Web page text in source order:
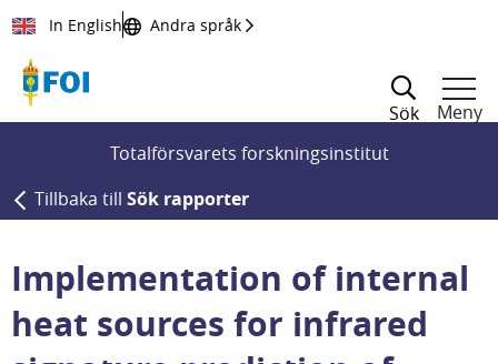
Till innehållet
In English Andra språk
Sök
Meny
Totalförsvarets forskningsinstitut
Tillbaka till Sök rapporter
Implementation of internal
heat sources for infrared